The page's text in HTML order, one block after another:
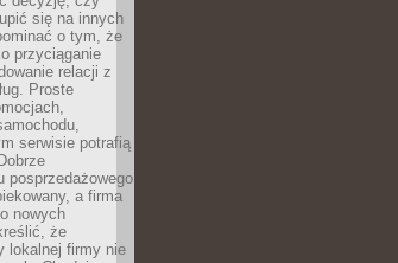
się na innych
o tym, że
przyciąganie
relacji z
Proste
serwisie potrafią
posprzedażowego
a firma
nowych
że
lokalnej firmy nie